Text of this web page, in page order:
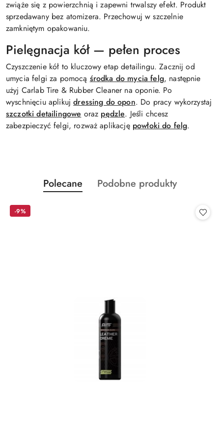
zwiąże się z powierzchnią i zapewni trwalszy efekt. Produkt
sprzedawany bez atomizera. Przechowuj w szczelnie
zamkniętym opakowaniu.
Pielęgnacja kół — pełen proces
Czyszczenie kół to kluczowy etap detailingu. Zacznij od
umycia felgi za pomocą środka do mycia felg, następnie
użyj Carlab Tire & Rubber Cleaner na oponie. Po
wyschnięciu aplikujdressing do opon. Do pracy wykorzystaj
szczotki detailingowe oraz pędzle. Jeśli chcesz
zabezpieczyć felgi, rozważ aplikację powłoki do felg.
Pomiń karuzelę produktów
Produkty
o
Polecane
Produkty
Podobne produkty
-9%